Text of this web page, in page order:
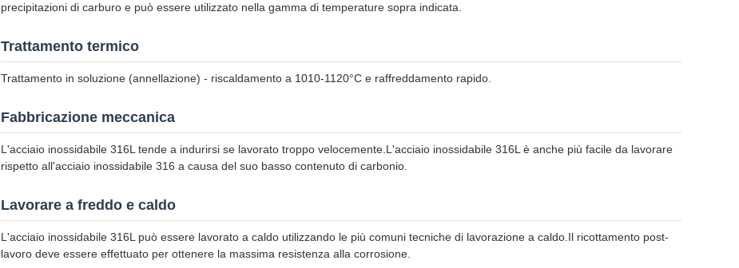
precipitazioni di carburo e può essere utilizzato nella gamma di temperature sopra indicata.
Trattamento termico
Trattamento in soluzione (annellazione) - riscaldamento a 1010-1120°C e raffreddamento rapido.
Fabbricazione meccanica
L'acciaio inossidabile 316L tende a indurirsi se lavorato troppo velocemente.L'acciaio inossidabile 316L è anche più facile da lavorare
rispetto all'acciaio inossidabile 316 a causa del suo basso contenuto di carbonio.
Lavorare a freddo e caldo
L'acciaio inossidabile 316L può essere lavorato a caldo utilizzando le più comuni tecniche di lavorazione a caldo.Il ricottamento post-
lavoro deve essere effettuato per ottenere la massima resistenza alla corrosione.